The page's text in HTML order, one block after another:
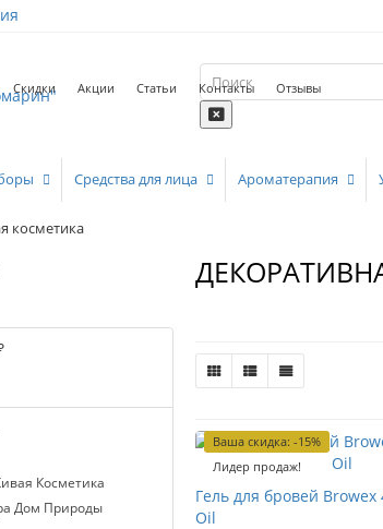
Скидки Акции Статьи Контакты Отзывы
Средства для лица Ароматерапия
косметика
Косметика
Дом Природы
Ваша скидка: -15%
Лидер продаж!
Гель для бровей
Oil